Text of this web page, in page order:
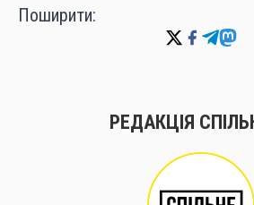
Поширити:
РЕДАКЦІЯ